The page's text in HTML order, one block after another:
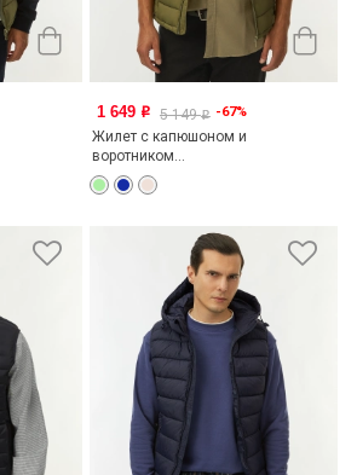
1 649 o 5 149o -67%
Жилет с капюшоном и
воротником...